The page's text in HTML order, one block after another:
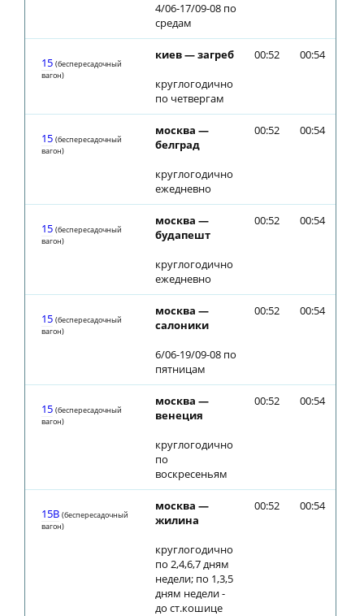
4/06-17/09-08 по
средам
15 (беспересадочный
вагон)
киев — загреб
круглогодично
по четвергам
00:52 00:54
15 (беспересадочный
вагон)
москва —
белград
круглогодично
ежедневно
00:52 00:54
15 (беспересадочный
вагон)
москва —
будапешт
круглогодично
ежедневно
00:52 00:54
15 (беспересадочный
вагон)
москва —
салоники
6/06-19/09-08 по
пятницам
00:52 00:54
15 (беспересадочный
вагон)
москва —
венеция
круглогодично
по
воскресеньям
00:52 00:54
15В (беспересадочный
вагон)
москва —
жилина
круглогодично
по 2,4,6,7 дням
недели; по 1,3,5
дням недели -
до ст.кошице
00:52 00:54